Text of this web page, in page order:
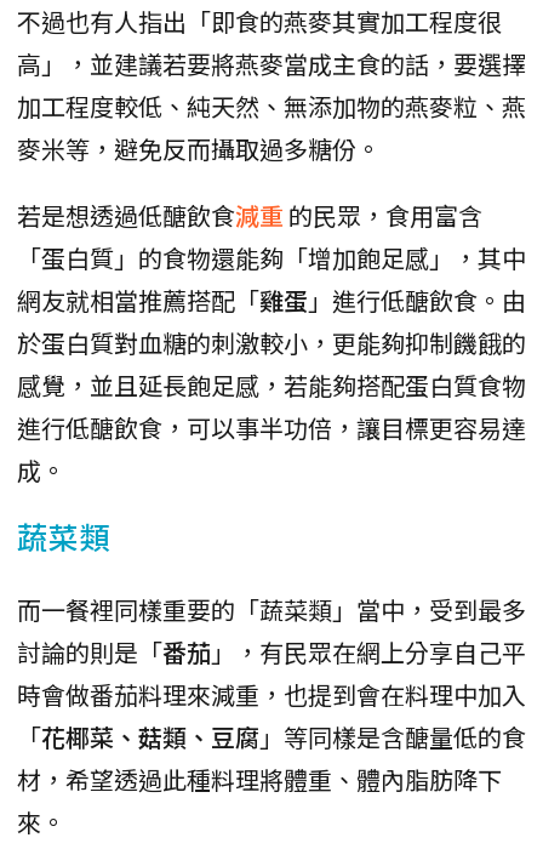
不過也有人指出「即食的燕麥其實加工程度很
高」，並建議若要將燕麥當成主食的話，要選擇
加工程度較低、純天然、無添加物的燕麥粒、燕
麥米等，避免反而攝取過多糖份。
若是想透過低醣飲食減重 的民眾，食用富含
「蛋白質」的食物還能夠「增加飽足感」，其中
網友就相當推薦搭配「雞蛋 」進行低醣飲食。由
於蛋白質對血糖的刺激較小，更能夠抑制饑餓的
感覺，並且延長飽足感，若能夠搭配蛋白質食物
進行低醣飲食，可以事半功倍，讓目標更容易達
成。
蔬菜類
而一餐裡同樣重要的「蔬菜類」當中，受到最多
討論的則是「番茄 」，有民眾在網上分享自己平
時會做番茄料理來減重，也提到會在料理中加入
「花椰菜、菇類、豆腐 」等同樣是含醣量低的食
材，希望透過此種料理將體重、體內脂肪降下
來。